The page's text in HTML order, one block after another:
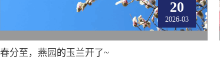
20
2026-03
春分至，燕园的玉兰开了~